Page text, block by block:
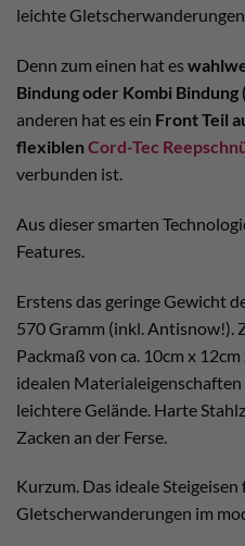
leichte
Denn zum einen hat es
Bindung oder Kombi
anderen hat es ein Front Teil
flexiblen Cord-Tec
verbunden ist.
Aus dieser smarten
Features.
Erstens das geringe Gewicht
570 Gramm (inkl. Antisnow!).
Packmaß von ca. 10cm x
idealen
leichtere Gelände. Harte
Zacken an der Ferse.
Kurzum. Das ideale
Gletscherwanderungen im